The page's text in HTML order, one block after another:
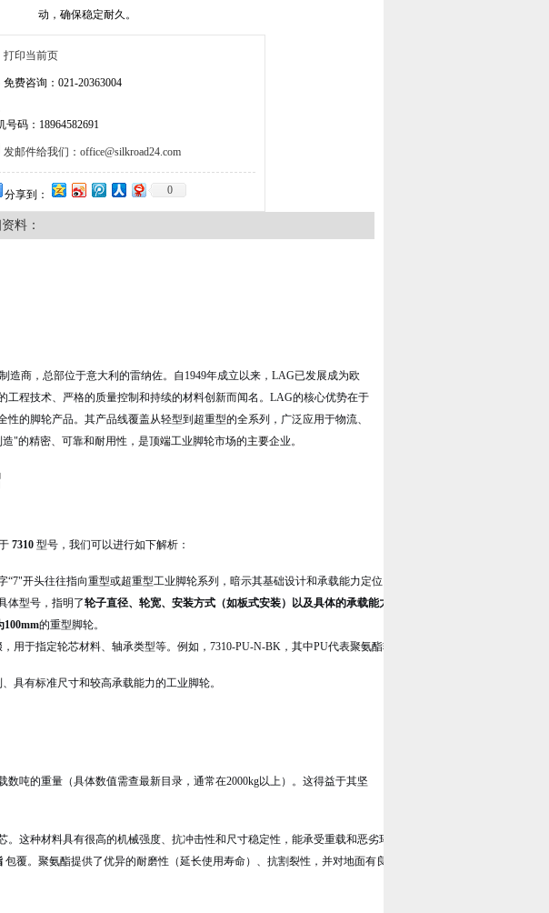
动，确保稳定耐久。
打印当前页
免费咨询：021-20363004
号码：18964582691
发邮件给我们：office@silkroad24.com
分享到： 0
料：
造商，总部位于意大利的雷纳佐。自1949年成立以来，LAG已发展成为欧
工程技术、严格的质量控制和持续的材料创新而闻名。LAG的核心优势在于
的脚轮产品。其产品线覆盖从轻型到超重型的全系列，广泛应用于物流、
"的精密、可靠和耐用性，是顶端工业脚轮市场的主要企业。
7310 型号，我们可以进行如下解析：
“7"开头往往指向重型或超重型工业脚轮系列，暗示其基础设计和承载能力定位。
体型号，指明了轮子直径、轮宽、安装方式（如板式安装）以及具体的承载能力等级
100mm的重型脚轮。
用于指定轮芯材料、轴承类型等。例如，7310-PU-N-BK，其中PU代表聚氨酯轮面，N代表尼龙轮芯，BK代表
具有标准尺寸和较高承载能力的工业脚轮。
数吨的重量（具体数值需查最新目录，通常在2000kg以上）。这得益于其坚
。这种材料具有很高的机械强度、抗冲击性和尺寸稳定性，能承受重载和恶劣环境的考验。
包覆。聚氨酯提供了优异的耐磨性（延长使用寿命）、抗割裂性，并对地面有良好的保护作用（不伤地面，如环